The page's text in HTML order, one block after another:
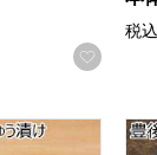
お気に
税込
もの・お中元】
きゅう漬け【夏
豊